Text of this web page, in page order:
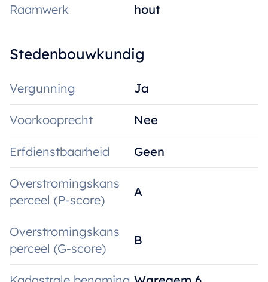
Raamwerk hout
Stedenbouwkundig
Vergunning Ja
Voorkooprecht Nee
Erfdienstbaarheid Geen
Overstromingskans
perceel (P-score)
A
Overstromingskans
perceel (G-score)
B